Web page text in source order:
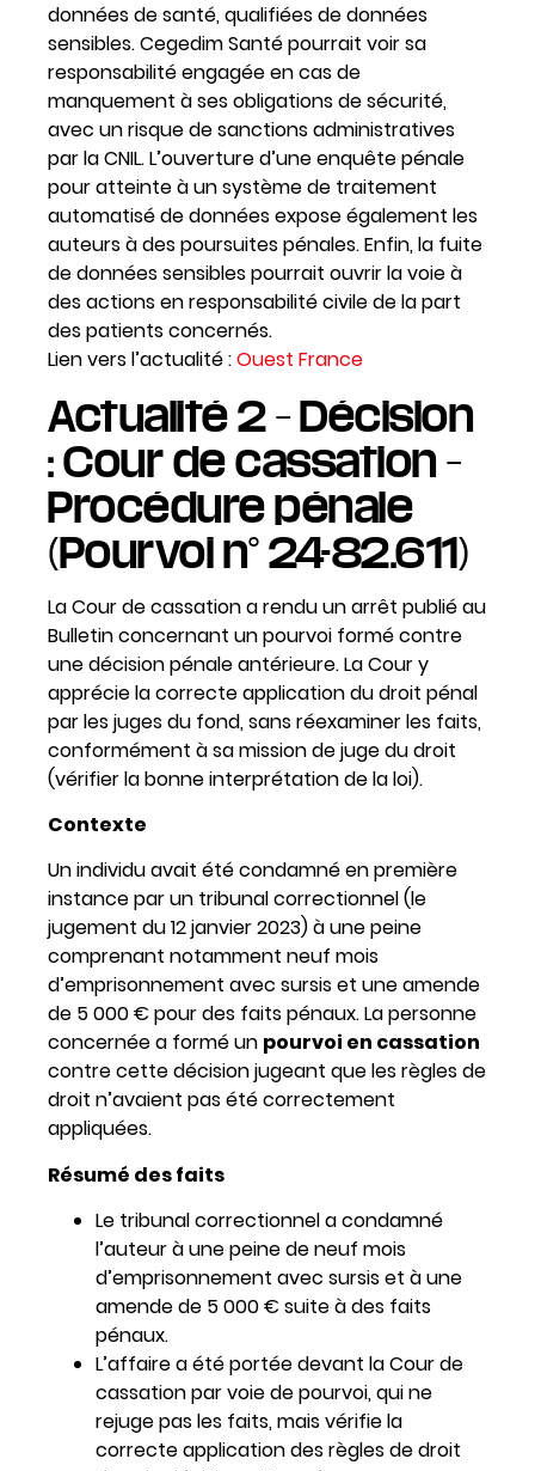
données de santé, qualifiées de données
sensibles. Cegedim Santé pourrait voir sa
responsabilité engagée en cas de
manquement à ses obligations de sécurité,
avec un risque de sanctions administratives
par la CNIL. L’ouverture d’une enquête pénale
pour atteinte à un système de traitement
automatisé de données expose également les
auteurs à des poursuites pénales. Enfin, la fuite
de données sensibles pourrait ouvrir la voie à
des actions en responsabilité civile de la part
des patients concernés.
Lien vers l’actualité :Ouest France
Actualité 2 – Décision
: Cour de cassation –
Procédure pénale
(Pourvoi n° 24-82.611)
La Cour de cassation a rendu un arrêt publié au
Bulletin concernant un pourvoi formé contre
une décision pénale antérieure. La Cour y
apprécie la correcte application du droit pénal
par les juges du fond, sans réexaminer les faits,
conformément à sa mission de juge du droit
(vérifier la bonne interprétation de la loi).
Contexte
Un individu avait été condamné en première
instance par un tribunal correctionnel (le
jugement du 12 janvier 2023) à une peine
comprenant notamment neuf mois
d’emprisonnement avec sursis et une amende
de 5 000 € pour des faits pénaux. La personne
concernée a formé un pourvoi en cassation
contre cette décision jugeant que les règles de
droit n’avaient pas été correctement
appliquées.
Résumé des faits
Le tribunal correctionnel a condamné
l’auteur à une peine de neuf mois
d’emprisonnement avec sursis et à une
amende de 5 000 € suite à des faits
pénaux.
L’affaire a été portée devant la Cour de
cassation par voie de pourvoi, qui ne
rejuge pas les faits, mais vérifie la
correcte application des règles de droit